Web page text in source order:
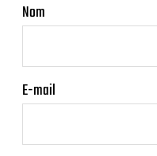
Nom
E-mail